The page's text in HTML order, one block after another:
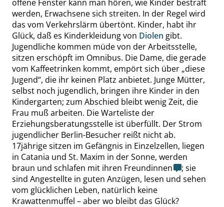
offene Fenster kann man hören, wie Kinder bestraft
werden, Erwachsene sich streiten. In der Regel wird
das vom Verkehrslärm übertönt. Kinder, habt ihr
Glück, daß es Kinderkleidung von Diolen gibt.
Jugendliche kommen müde von der Arbeitsstelle,
sitzen erschöpft im Omnibus. Die Dame, die gerade
vom Kaffeetrinken kommt, empört sich über „diese
Jugend“, die ihr keinen Platz anbietet. Junge Mütter,
selbst noch jugendlich, bringen ihre Kinder in den
Kindergarten; zum Abschied bleibt wenig Zeit, die
Frau muß arbeiten. Die Warteliste der
Erziehungsberatungsstelle ist überfüllt. Der Strom
jugendlicher Berlin-Besucher reißt nicht ab.
17jährige sitzen im Gefängnis in Einzelzellen, liegen
in Catania und St. Maxim in der Sonne, werden
braun und schlafen mit ihren Freundinnen
; sie
sind Angestellte in guten Anzügen, lesen und sehen
vom glücklichen Leben, natürlich keine
Krawattenmuffel – aber wo bleibt das Glück?